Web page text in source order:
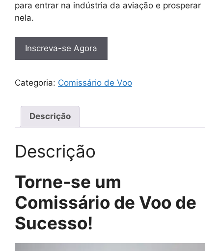
para entrar na indústria da aviação e prosperar
nela.
Inscreva-se Agora
Categoria: Comissário de Voo
Descrição
Descrição
Torne-se um
Comissário de Voo de
Sucesso!